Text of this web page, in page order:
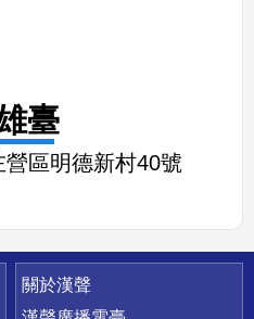
臺
營區明德新村40號
關於漢聲